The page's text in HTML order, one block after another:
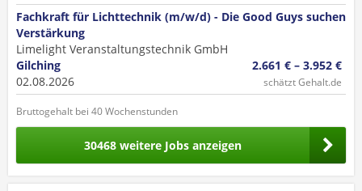
Fachkraft für Lichttechnik (m/w/d) - Die Good Guys suchen
Verstärkung
Limelight Veranstaltungstechnik GmbH
Gilching
02.08.2026
2.661 € – 3.952 €
schätzt Gehalt.de
Bruttogehalt bei 40 Wochenstunden
30468 weitere Jobs anzeigen